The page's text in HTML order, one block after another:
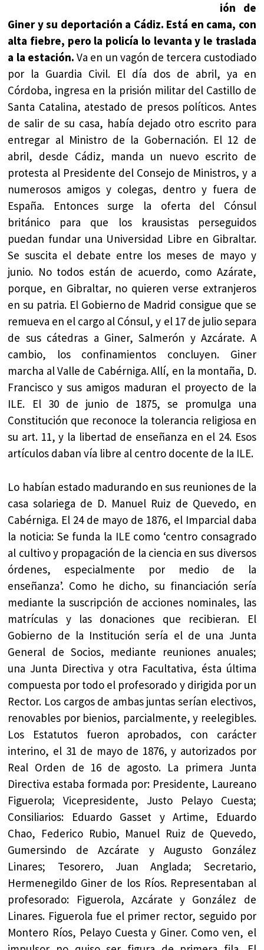
ión de
Giner y su deportación a Cádiz. Está en cama, con
alta fiebre, pero la policía lo levanta y le traslada
a la estación. Va en un vagón de tercera custodiado
por la Guardia Civil. El día dos de abril, ya en
Córdoba, ingresa en la prisión militar del Castillo de
Santa Catalina, atestado de presos políticos. Antes
de salir de su casa, había dejado otro escrito para
entregar al Ministro de la Gobernación. El 12 de
abril, desde Cádiz, manda un nuevo escrito de
protesta al Presidente del Consejo de Ministros, y a
numerosos amigos y colegas, dentro y fuera de
España. Entonces surge la oferta del Cónsul
británico para que los krausistas perseguidos
puedan fundar una Universidad Libre en Gibraltar.
Se suscita el debate entre los meses de mayo y
junio. No todos están de acuerdo, como Azárate,
porque, en Gibraltar, no quieren verse extranjeros
en su patria. El Gobierno de Madrid consigue que se
remueva en el cargo al Cónsul, y el 17 de julio separa
de sus cátedras a Giner, Salmerón y Azcárate. A
cambio, los confinamientos concluyen. Giner
marcha al Valle de Cabérniga. Allí, en la montaña, D.
Francisco y sus amigos maduran el proyecto de la
ILE. El 30 de junio de 1875, se promulga una
Constitución que reconoce la tolerancia religiosa en
su art. 11, y la libertad de enseñanza en el 24. Esos
artículos daban vía libre al centro docente de la ILE.
Lo habían estado madurando en sus reuniones de la
casa solariega de D. Manuel Ruiz de Quevedo, en
Cabérniga. El 24 de mayo de 1876, el Imparcial daba
la noticia: Se funda la ILE como ‘centro consagrado
al cultivo y propagación de la ciencia en sus diversos
órdenes, especialmente por medio de la
enseñanza’. Como he dicho, su financiación sería
mediante la suscripción de acciones nominales, las
matrículas y las donaciones que recibieran. El
Gobierno de la Institución sería el de una Junta
General de Socios, mediante reuniones anuales;
una Junta Directiva y otra Facultativa, ésta última
compuesta por todo el profesorado y dirigida por un
Rector. Los cargos de ambas juntas serían electivos,
renovables por bienios, parcialmente, y reelegibles.
Los Estatutos fueron aprobados, con carácter
interino, el 31 de mayo de 1876, y autorizados por
Real Orden de 16 de agosto. La primera Junta
Directiva estaba formada por: Presidente, Laureano
Figuerola; Vicepresidente, Justo Pelayo Cuesta;
Consiliarios: Eduardo Gasset y Artime, Eduardo
Chao, Federico Rubio, Manuel Ruiz de Quevedo,
Gumersindo de Azcárate y Augusto González
Linares; Tesorero, Juan Anglada; Secretario,
Hermenegildo Giner de los Ríos. Representaban al
profesorado: Figuerola, Azcárate y González de
Linares. Figuerola fue el primer rector, seguido por
Montero Ríos, Pelayo Cuesta y Giner. Como ven, el